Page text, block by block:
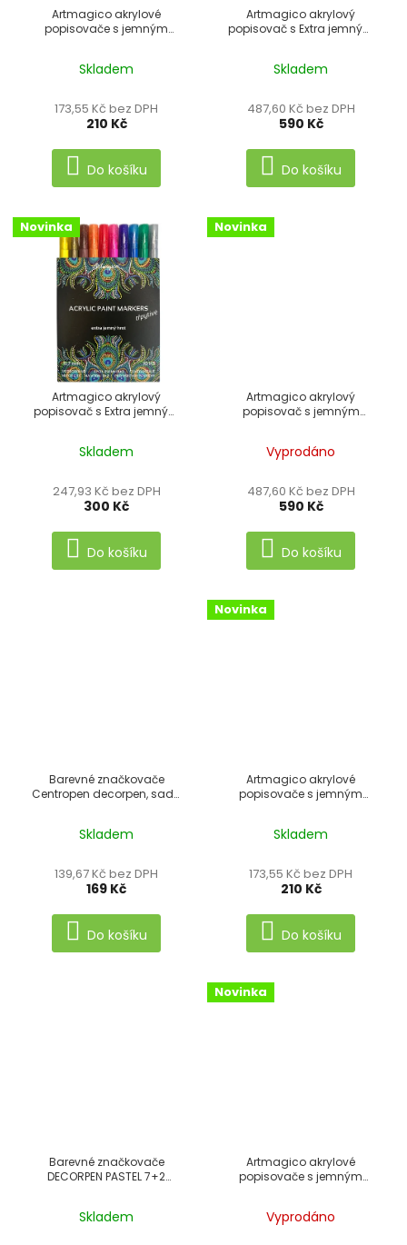
Artmagico akrylové
popisovače s jemným
Skladem
173,55 Kč bez DPH
210 Kč
Do košíku
Artmagico akrylový
popisovač s Extra jemným
Skladem
487,60 Kč bez DPH
590 Kč
Do košíku
Novinka
Artmagico akrylový
popisovač s Extra jemným
Skladem
247,93 Kč bez DPH
300 Kč
Do košíku
Novinka
Artmagico akrylový
popisovač s jemným
Vyprodáno
487,60 Kč bez DPH
590 Kč
Do košíku
Barevné značkovače
Centropen decorpen, sada
Skladem
139,67 Kč bez DPH
169 Kč
Do košíku
Novinka
Artmagico akrylové
popisovače s jemným
Skladem
173,55 Kč bez DPH
210 Kč
Do košíku
Barevné značkovače
DECORPEN PASTEL 7+2
Skladem
Novinka
Artmagico akrylové
popisovače s jemným
Vyprodáno